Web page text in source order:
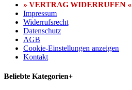
» VERTRAG WIDERRUFEN «
Impressum
Widerrufsrecht
Datenschutz
AGB
Cookie-Einstellungen anzeigen
Kontakt
Beliebte Kategorien+